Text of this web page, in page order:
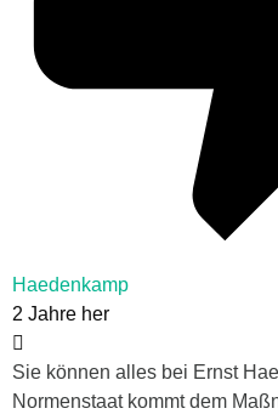
Haedenkamp
2 Jahre her
Sie können alles bei Ernst
Normenstaat kommt dem